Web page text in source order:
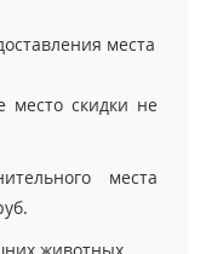
места
место скидки не
места